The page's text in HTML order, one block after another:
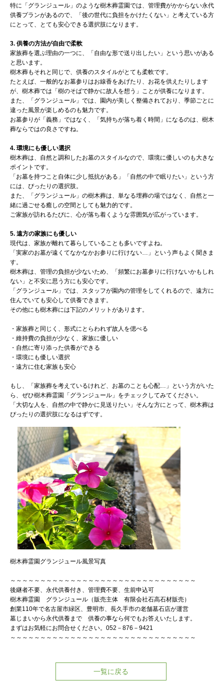
特に「グランジュール」のような樹木葬霊園では、管理費がかからない永代
供養プランがあるので、「後の世代に負担をかけたくない」と考えている方
にとって、とても安心できる選択肢になります。
3. 供養の方法が自由で柔軟
家族葬を選ぶ理由の一つに、「自由な形で送り出したい」という思いがある
と思います。
樹木葬もそれと同じで、供養のスタイルがとても柔軟です。
たとえば、一般的なお墓参りはお線香をあげたり、お花を供えたりします
が、樹木葬では「樹のそばで静かに故人を想う」ことが供養になります。
また、「グランジュール」では、園内が美しく整備されており、季節ごとに
違った風景が楽しめるのも魅力です。
お墓参りが「義務」ではなく、「気持ちが落ち着く時間」になるのは、樹木
葬ならではの良さですね。
4. 環境にも優しい選択
樹木葬は、自然と調和したお墓のスタイルなので、環境に優しいのも大きな
ポイントです。
「お墓を持つこと自体に少し抵抗がある」「自然の中で眠りたい」という方
には、ぴったりの選択肢。
また、「グランジュール」の樹木葬は、単なる埋葬の場ではなく、自然と一
緒に過ごせる癒しの空間としても魅力的です。
ご家族が訪れるたびに、心が落ち着くような雰囲気が広がっています。
5. 遠方の家族にも優しい
現代は、家族が離れて暮らしていることも多いですよね。
「実家のお墓が遠くてなかなかお参りに行けない…」という声もよく聞きま
す。
樹木葬は、管理の負担が少ないため、「頻繁にお墓参りに行けないかもしれ
ない」と不安に思う方にも安心です。
「グランジュール」では、スタッフが園内の管理をしてくれるので、遠方に
住んでいても安心して供養できます。
その他にも樹木葬には下記のメリットがあります。
・家族葬と同じく、形式にとらわれず故人を偲べる
・維持費の負担が少なく、家族に優しい
・自然に寄り添った供養ができる
・環境にも優しい選択
・遠方に住む家族も安心
もし、「家族葬を考えているけれど、お墓のことも心配…」という方がいた
ら、ぜひ樹木葬霊園「グランジュール」をチェックしてみてください。
「大切な人を、自然の中で静かに見送りたい」そんな方にとって、樹木葬は
ぴったりの選択肢になるはずです。
樹木葬霊園グランジュール風景写真
～～～～～～～～～～～～～～～～～～～～～～～～～～～～～～～
後継者不要、永代供養付き、管理費不要、生前申込可
樹木葬霊園 グランジュール（販売主体 有限会社石高石材販売）
創業110年で名古屋市緑区、豊明市、長久手市の老舗墓石店が運営
墓じまいから永代供養まで 供養の事なら何でもお答えいたします。
まずはお気軽にお問合せください。052－876－9421
～～～～～～～～～～～～～～～～～～～～～～～～～～～～～～～
一覧に戻る